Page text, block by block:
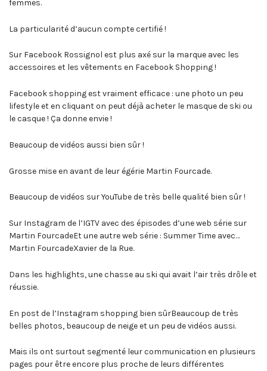
femmes.
La particularité d’aucun compte certifié !
Sur Facebook Rossignol est plus axé sur la marque avec les
accessoires et les vêtements en Facebook Shopping !
Facebook shopping est vraiment efficace : une photo un peu
lifestyle et en cliquant on peut déjà acheter le masque de ski ou
le casque ! Ça donne envie !
Beaucoup de vidéos aussi bien sûr !
Grosse mise en avant de leur égérie Martin Fourcade.
Beaucoup de vidéos sur YouTube de très belle qualité bien sûr !
Sur Instagram de l’IGTV avec des épisodes d’une web série sur
Martin FourcadeEt une autre web série : Summer Time avec…
Martin FourcadeXavier de la Rue.
Dans les highlights, une chasse au ski qui avait l’air très drôle et
réussie.
En post de l’Instagram shopping bien sûrBeaucoup de très
belles photos, beaucoup de neige et un peu de vidéos aussi.
Mais ils ont surtout segmenté leur communication en plusieurs
pages pour être encore plus proche de leurs différentes